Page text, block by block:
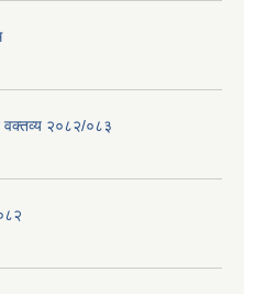
वक्तव्य २०८२/०८३